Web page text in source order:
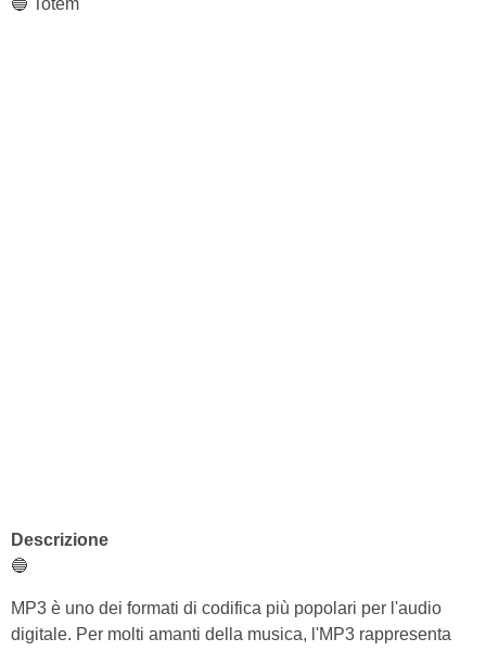
🔵 Totem
Descrizione
🔵
MP3 è uno dei formati di codifica più popolari per l'audio
digitale. Per molti amanti della musica, l'MP3 rappresenta